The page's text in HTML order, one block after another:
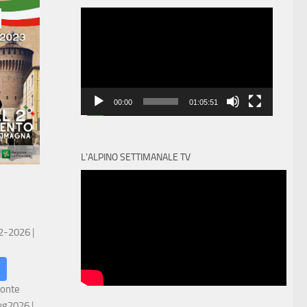
00:00 01:05:51
L’ALPINO SETTIMANALE TV
2026 |